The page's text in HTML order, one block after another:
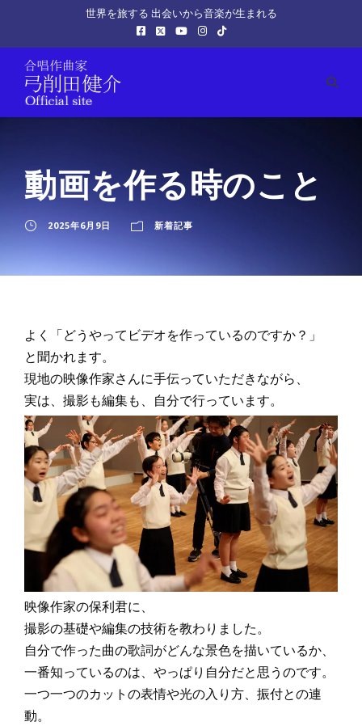
世界を旅する 出会いから音楽が生まれる
動画を作る時のこと
2025年6月9日 新着記事
よく「どうやってビデオを作っているのですか？」
と聞かれます。
現地の映像作家さんに手伝っていただきながら、
実は、撮影も編集も、自分で行っています。
映像作家の保利君に、
撮影の基礎や編集の技術を教わりました。
自分で作った曲の歌詞がどんな景色を描いているか、
一番知っているのは、やっぱり自分だと思うのです。
一つ一つのカットの表情や光の入り方、振付との連
動。